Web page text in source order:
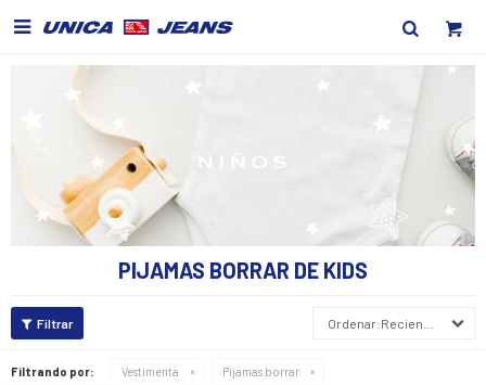

PIJAMAS BORRAR DE KIDS
Recientes
Filtrando por: Vestimenta
Pijamas borrar